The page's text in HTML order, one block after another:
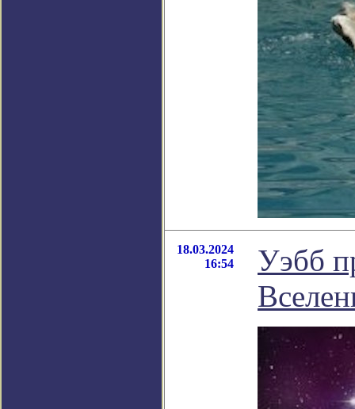
18.03.2024
16:54
Уэбб